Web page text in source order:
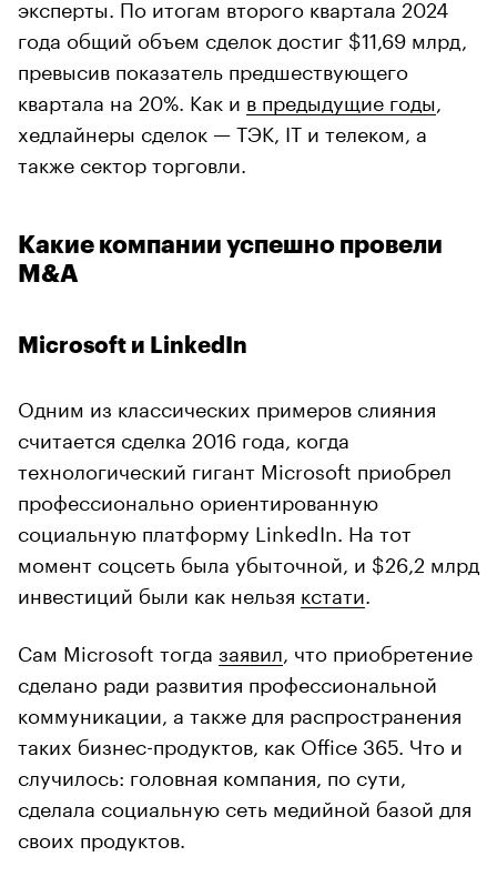
эксперты. По итогам второго квартала 2024
года общий объем сделок достиг $11,69 млрд,
превысив показатель предшествующего
квартала на 20%. Как и в предыдущие годы
хедлайнеры сделок — ТЭК, IT и телеком, а
также сектор торговли.
Какие компании успешно провели
M&A
Microsoft и LinkedIn
Одним из классических примеров слияния
считается сделка 2016 года, когда
технологический гигант Microsoft приобрел
профессионально ориентированную
социальную платформу LinkedIn. На тот
момент соцсеть была убыточной, и $26,2 млрд
инвестиций были как нельзя кстати
Сам Microsoft тогда заявил , что приобретение
сделано ради развития профессиональной
коммуникации, а также для распространения
таких бизнес-продуктов, как Office 365. Что и
случилось: головная компания, по сути,
сделала социальную сеть медийной базой для
своих продуктов.